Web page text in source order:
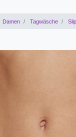
Damen Tagwäsche